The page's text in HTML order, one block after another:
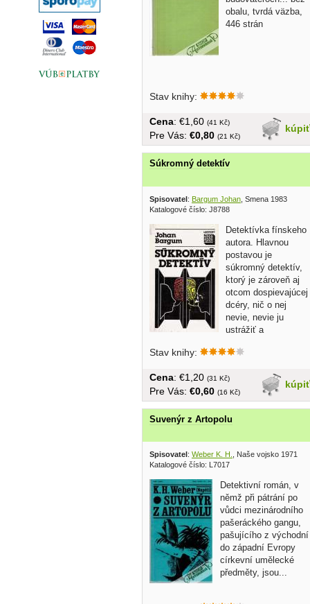
obalu, tvrdá väzba,
446 strán
Stav knihy:
kúpiť
Cena: €1,60 (41 Kč)
Pre Vás: €0,80 (21 Kč)
Súkromný detektív
Spisovatel: Bargum Johan , Smena 1983
Katalogové číslo: J8788
Detektívka fínskeho
autora. Hlavnou
postavou je
súkromný detektív,
ktorý je zároveň aj
otcom dospievajúcej
dcéry, nič o nej
nevie, nevie ju
ustrážiť a
Stav knihy:
kúpiť
Cena: €1,20 (31 Kč)
Pre Vás: €0,60 (16 Kč)
Suvenýr z Artopolu
Spisovatel : Weber K. H.
, Naše vojsko 1971
Katalogové číslo: L7017
Detektivní román, v
němž při pátrání po
vůdci mezinárodního
pašeráckého gangu,
pašujícího z východní
do západní Evropy
církevní umělecké
předměty, jsou...